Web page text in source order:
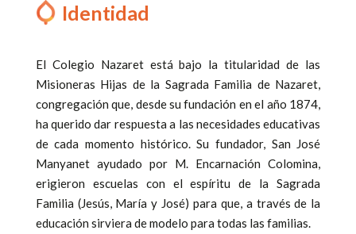
Identidad
El Colegio Nazaret está bajo la titularidad de las
Misioneras Hijas de la Sagrada Familia de Nazaret,
congregación que, desde su fundación en el año 1874,
ha querido dar respuesta a las necesidades educativas
de cada momento histórico. Su fundador, San José
Manyanet ayudado por M. Encarnación Colomina,
erigieron escuelas con el espíritu de la Sagrada
Familia (Jesús, María y José) para que, a través de la
educación sirviera de modelo para todas las familias.